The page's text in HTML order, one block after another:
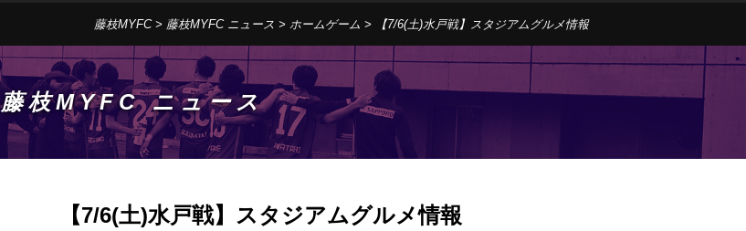
藤枝MYFC> 藤枝MYFC ニュース > ホームゲーム > 【7/6(土)水戸戦】スタジアムグルメ情報
藤枝MYFC ニュース
【7/6(土)水戸戦】スタジアムグルメ情報